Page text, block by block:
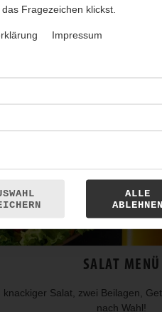
Fragezeichen klickst.
Impressum
ALLE
ABLEHNEN
SALAT MENÜ
knackiger Salat, zwei Beilagen,
nach Wahl!